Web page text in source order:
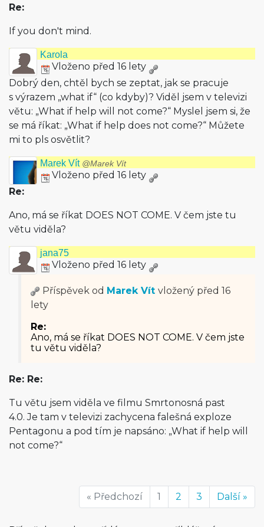
Re:
If you don't mind.
Karola
Vloženo před 16 lety
Dobrý den, chtěl bych se zeptat, jak se pracuje
s výrazem „what if“ (co kdyby)? Viděl jsem v televizi
větu: „What if help will not come?“ Myslel jsem si, že
se má říkat: „What if help does not come?“ Můžete
mi to pls osvětlit?
Marek Vít @Marek Vít
Vloženo před 16 lety
Re:
Ano, má se říkat DOES NOT COME. V čem jste tu
větu viděla?
jana75
Vloženo před 16 lety
Příspěvek od Marek Vít vložený před 16
lety
Re:
Ano, má se říkat DOES NOT COME. V čem jste
tu větu viděla?
Re: Re:
Tu větu jsem viděla ve filmu Smrtonosná past
4.0. Je tam v televizi zachycena falešná exploze
Pentagonu a pod tím je napsáno: „What if help will
not come?“
« Předchozí 1 2 3 Další »